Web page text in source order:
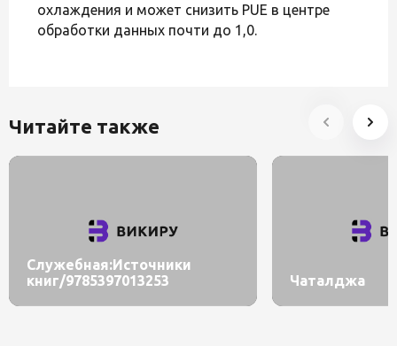
охлаждения и может снизить PUE в центре
обработки данных почти до 1,0.
Читайте также
Служебная:Источники
книг/9785397013253
Чаталджа